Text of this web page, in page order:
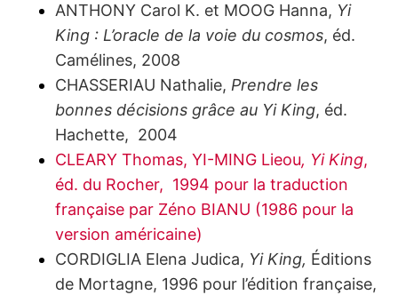
ANTHONY Carol K. et MOOG Hanna, Yi
King : L’oracle de la voie du cosmos, éd.
Camélines, 2008
CHASSERIAU Nathalie, Prendre les
bonnes décisions grâce au Yi King, éd.
Hachette, 2004
CLEARY Thomas, YI-MING Lieou, Yi King,
éd. du Rocher, 1994 pour la traduction
française par Zéno BIANU (1986 pour la
version américaine)
CORDIGLIA Elena Judica, Yi King, Éditions
de Mortagne, 1996 pour l’édition française,